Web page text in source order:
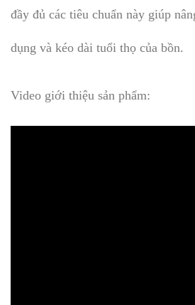
đầy đủ các tiêu chuẩn này giúp
dụng và kéo dài tuổi thọ của bồn.
Video giới thiệu sản phẩm: